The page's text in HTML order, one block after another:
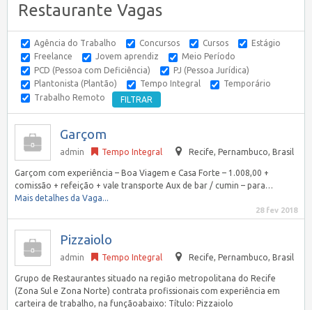
Restaurante Vagas
Agência do Trabalho Concursos Cursos
Estágio
Freelance
Jovem aprendiz
Meio Período
PCD (Pessoa com Deficiência)
PJ (Pessoa Jurídica)
Plantonista (Plantão)
Tempo Integral
Temporário
Trabalho Remoto
Garçom
admin Tempo Integral Recife Pernambuco, Brasil
Garçom com experiência – Boa Viagem e Casa Forte – 1.008,00 +
comissão + refeição + vale transporte Aux de bar / cumin – para…
Mais detalhes da Vaga...
28 fev 2018
Pizzaiolo
admin Tempo Integral Recife Pernambuco, Brasil
Grupo de Restaurantes situado na região metropolitana do Recife
(Zona Sul e Zona Norte) contrata profissionais com experiência em
carteira de trabalho, na funçãoabaixo: Título: Pizzaiolo